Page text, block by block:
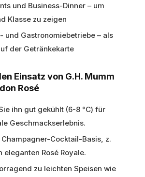
und Business-Dinner – um
Klasse zu zeigen
und Gastronomiebetriebe – als
der Getränkekarte
Einsatz von G.H. Mumm
Rosé
ihn gut gekühlt (6-8 °C) für
Geschmackserlebnis.
Cocktail-Basis, z.
eleganten Rosé Royale.
zu leichten Speisen wie